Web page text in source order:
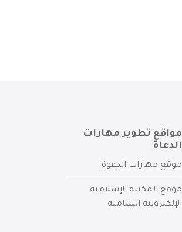
مواقع تطوير مهارات
الدعاة
موقع مهارات الدعوة
موقع المكتبة الإسلامية
الإلكترونية الشاملة